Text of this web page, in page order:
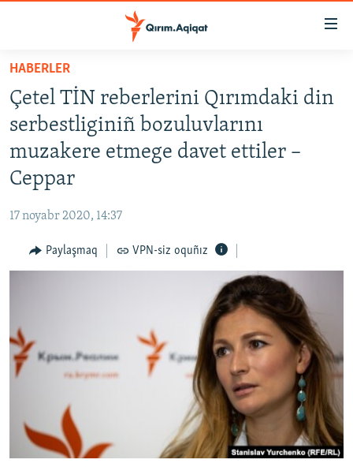
Esas
mündericege
qaytmaq
Baş
navigatsiyağa
qaytmaq
Qıdıruvğa
HABERLER
SİYASET
İQTİSADİYAT
CEMİYET
İNSAN AQLARI
VİDEO
FİKİR
Русский
Українською
QOŞULIÑIZ!
HABERLER
Çetel TİN reberlerini Qırımdaki din
serbestliginiñ bozuluvlarını
muzakere etmege davet ettiler –
Ceppar
17 noyabr 2020, 14:37
Paylaşmaq VPN-siz oquñız